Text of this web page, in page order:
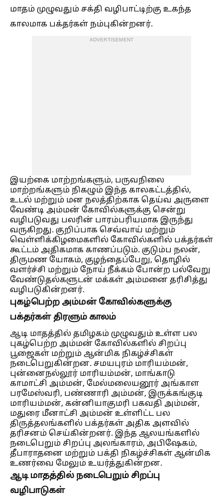
மாதம் முழுவதும் சக்தி வழிபாட்டிற்கு உகந்த
காலமாக பக்தர்கள் நம்புகின்றனர்.
ADVERTISEMENT
இயற்கை மாற்றங்களும், பருவநிலை
மாற்றங்களும் நிகழும் இந்த காலகட்டத்தில்,
உடல் மற்றும் மன நலத்திற்காக தெய்வ அருளை
வேண்டி அம்மன் கோவில்களுக்கு சென்று
வழிபடுவது பலரின் பாரம்பரியமாக இருந்து
வருகிறது. குறிப்பாக செவ்வாய் மற்றும்
வெள்ளிக்கிழமைகளில் கோவில்களில் பக்தர்கள்
கூட்டம் அதிகமாக காணப்படும். குடும்ப நலன்,
திருமண யோகம், குழந்தைப்பேறு, தொழில்
வளர்ச்சி மற்றும் நோய் நீக்கம் போன்ற பல்வேறு
வேண்டுதல்களுடன் மக்கள் அம்மனை தரிசித்து
வழிபடுகின்றனர்.
புகழ்பெற்ற அம்மன் கோவில்களுக்கு
பக்தர்கள் திரளும் காலம்
ஆடி மாதத்தில் தமிழகம் முழுவதும் உள்ள பல
புகழ்பெற்ற அம்மன் கோவில்களில் சிறப்பு
பூஜைகள் மற்றும் ஆன்மிக நிகழ்ச்சிகள்
நடைபெறுகின்றன. சமயபுரம் மாரியம்மன்,
புன்னைநல்லூர் மாரியம்மன், மாங்காடு
காமாட்சி அம்மன், மேல்மலையனூர் அங்காள
பரமேஸ்வரி, பண்ணாரி அம்மன், இருக்கங்குடி
மாரியம்மன், கன்னியாகுமரி பகவதி அம்மன்,
மதுரை மீனாட்சி அம்மன் உள்ளிட்ட பல
திருத்தலங்களில் பக்தர்கள் அதிக அளவில்
தரிசனம் செய்கின்றனர். இந்த ஆலயங்களில்
நடைபெறும் சிறப்பு அலங்காரம், அபிஷேகம்,
தீபாராதனை மற்றும் பக்தி நிகழ்ச்சிகள் ஆன்மிக
உணர்வை மேலும் உயர்த்துகின்றன.
ஆடி மாதத்தில் நடைபெறும் சிறப்பு
வழிபாடுகள்